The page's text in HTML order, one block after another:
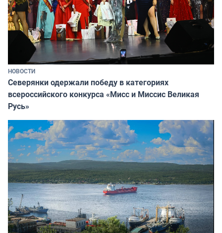
НОВОСТИ
Северянки одержали победу в категориях
всероссийского конкурса «Мисс и Миссис Великая
Русь»